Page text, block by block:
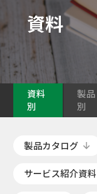
資料
資料
別
製品
別
製品カタログ
サービス紹介資料